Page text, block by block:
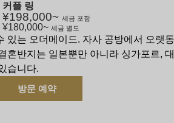
커플 링
¥198,000~ 세금 포함
¥180,000~ 세금 별도
있는 오더메이드. 자사 공방에서 오랫
혼반지는 일본뿐만 아니라 싱가포르,
습니다.
방문 예약